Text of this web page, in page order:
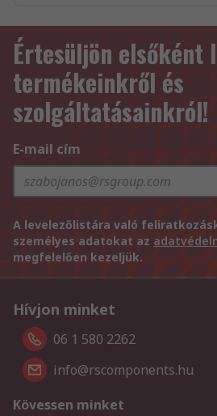
Értesüljön elsőként
termékeinkről és
szolgáltatásainkról!
E-mail cím
A levelezőlistára való
személyes adatokat az
megfelelően kezeljük.
Hívjon minket
06 1 580 2262
info@rscomponents.hu
Kövessen minket